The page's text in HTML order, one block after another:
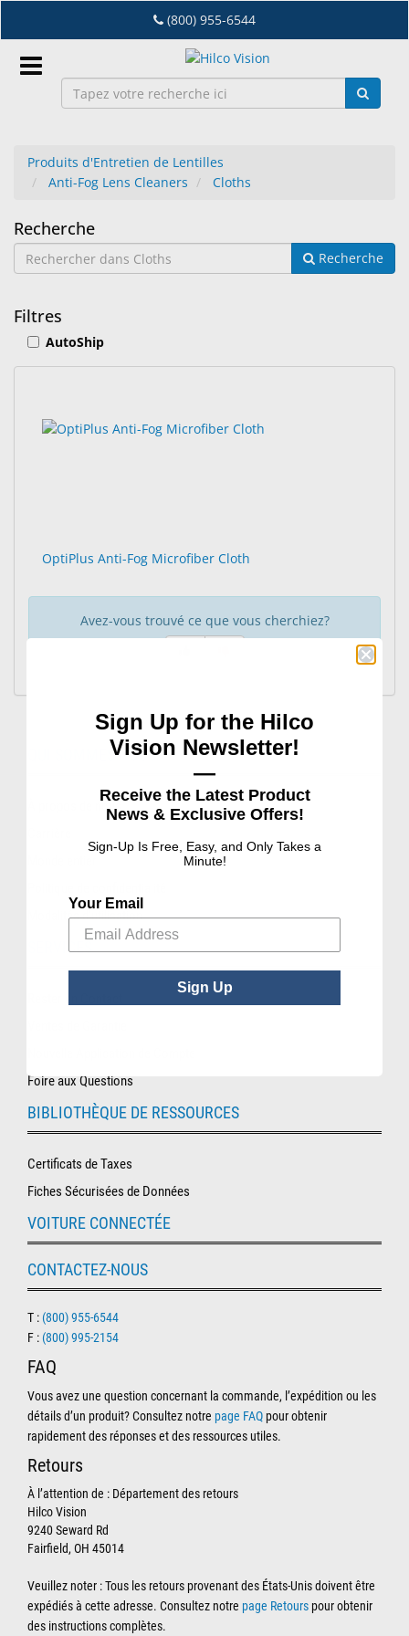
au
contenu
principal
(800) 955-6544
Connexion
FR
Dry
Eye
&
Distribution
D'Equipement
Accessoires
Pharmaceutiques
Examen
Personalisés
Produits d'Entretien de Lentilles
Anti-Fog Lens Cleaners
Cloths
Cloths
Recherche
Recherche
Filtres
AutoShip
résultats
OptiPlus Anti-Fog Microfiber Cloth
Avez-vous trouvé ce que vous cherchiez?
QUI SOMMES-NOUS
À propos de nous
Modalités d’utilisation
SERVICES
Foire aux Questions
BIBLIOTHÈQUE DE RESSOURCES
Certificats de Taxes
Fiches Sécurisées de Données
VOITURE CONNECTÉE
CONTACTEZ-NOUS
T : (800) 955-6544
F : (800) 995-2154
FAQ
Vous avez une question concernant la commande, l’expédition ou les
détails d’un produit? Consultez notre page FAQ pour obtenir
rapidement des réponses et des ressources utiles.
Retours
À l’attention de : Département des retours
Hilco Vision
9240 Seward Rd
Fairfield, OH 45014
Veuillez noter : Tous les retours provenant des États-Unis doivent être
expédiés à cette adresse. Consultez notre page Retours pour obtenir
des instructions complètes.
Sign Up for the Hilco
Vision Newsletter!
—
Receive the Latest Product
News & Exclusive Offers!
Sign-Up Is Free, Easy, and Only Takes a
Minute!
Your Email
Sign Up